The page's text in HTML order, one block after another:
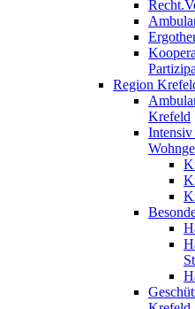
Region
Krefeld
Intensiv